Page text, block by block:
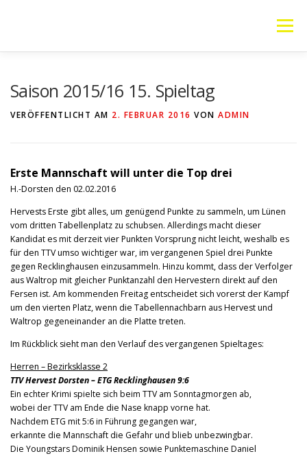
Menü
SOCIAL MEDIA TT-NEWS WER SPIELT HEUTE?
Saison 2015/16 15. Spieltag
VERÖFFENTLICHT AM 2. FEBRUAR 2016 VON ADMIN
Erste Mannschaft will unter die Top drei
H.-Dorsten den 02.02.2016
Hervests Erste gibt alles, um genügend Punkte zu sammeln, um Lünen
vom dritten Tabellenplatz zu schubsen. Allerdings macht dieser
Kandidat es mit derzeit vier Punkten Vorsprung nicht leicht, weshalb es
für den TTV umso wichtiger war, im vergangenen Spiel drei Punkte
gegen Recklinghausen einzusammeln. Hinzu kommt, dass der Verfolger
aus Waltrop mit gleicher Punktanzahl den Hervestern direkt auf den
Fersen ist. Am kommenden Freitag entscheidet sich vorerst der Kampf
um den vierten Platz, wenn die Tabellennachbarn aus Hervest und
Waltrop gegeneinander an die Platte treten.
Im Rückblick sieht man den Verlauf des vergangenen Spieltages:
Herren – Bezirksklasse 2
TTV Hervest Dorsten – ETG Recklinghausen 9:6
Ein echter Krimi spielte sich beim TTV am Sonntagmorgen ab,
wobei der TTV am Ende die Nase knapp vorne hat.
Nachdem ETG mit 5:6 in Führung gegangen war,
erkannte die Mannschaft die Gefahr und blieb unbezwingbar.
Die Youngstars Dominik Hensen sowie Punktemaschine Daniel